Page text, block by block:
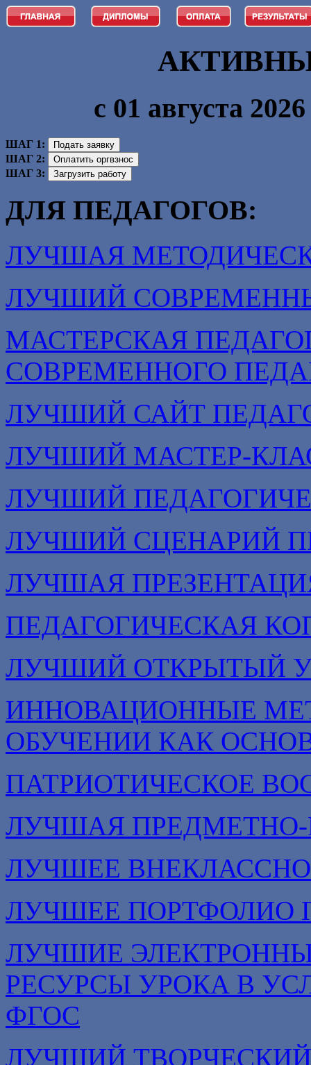
с 01 августа
ШАГ 1:
ШАГ 2:
ШАГ 3:
ДЛЯ ПЕДАГОГОВ:
ЛУЧШАЯ
ЛУЧШИЙ
МАСТЕРСКАЯ
СОВРЕМЕННОГО
ЛУЧШИЙ САЙТ
ЛУЧШИЙ МАСТЕР-
ЛУЧШИЙ
ЛУЧШИЙ СЦЕНАРИЙ
ЛУЧШАЯ
ПЕДАГОГИЧЕСКАЯ
ЛУЧШИЙ ОТКРЫТЫЙ
ИННОВАЦИОННЫЕ
ОБУЧЕНИИ КАК
ПАТРИОТИЧЕСКОЕ
ЛУЧШАЯ
ЛУЧШЕЕ
ЛУЧШЕЕ ПОРТФОЛИО
ЛУЧШИЕ
РЕСУРСЫ УРОКА В
ФГОС
ЛУЧШИЙ